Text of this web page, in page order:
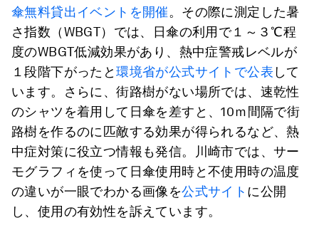
傘無料貸出イベントを開催。その際に測定した暑
さ指数（WBGT）では、日傘の利用で１～３℃程
度のWBGT低減効果があり、熱中症警戒レベルが
１段階下がったと環境省が公式サイトで公表 して
います。さらに、街路樹がない場所では、速乾性
のシャツを着用して日傘を差すと、10ｍ間隔で街
路樹を作るのに匹敵する効果が得られるなど、熱
中症対策に役立つ情報も発信。川崎市では、サー
モグラフィを使って日傘使用時と不使用時の温度
の違いが一眼でわかる画像を公式サイト に公開
し、使用の有効性を訴えています。